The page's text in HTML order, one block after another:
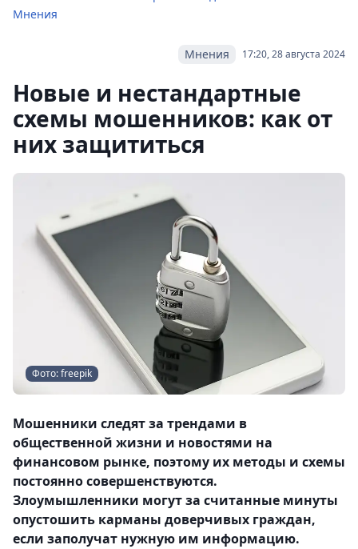
Мнения
17:20, 28 августа 2024
Мнения
Новые и нестандартные
схемы мошенников: как от
них защититься
Фото: freepik
Мошенники следят за трендами в
общественной жизни и новостями на
финансовом рынке, поэтому их методы и схемы
постоянно совершенствуются.
Злоумышленники могут за считанные минуты
опустошить карманы доверчивых граждан,
если заполучат нужную им информацию.